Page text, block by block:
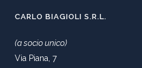
CARLO BIAGIOLI S.R.L.
(a socio unico)
Via Piana, 7